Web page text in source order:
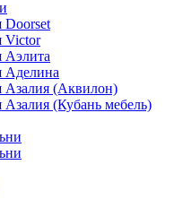
Doorset
Victor
Аэлита
Аделина
Азалия (Аквилон)
Азалия (Кубань мебель)